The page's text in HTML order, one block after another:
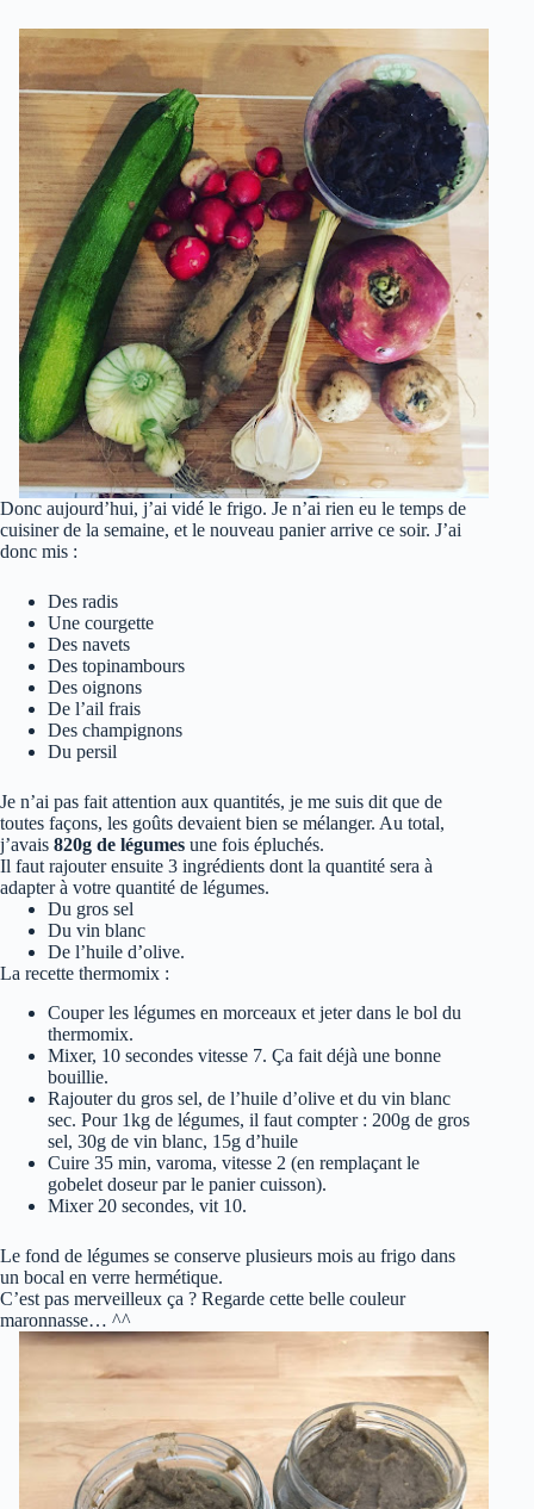
Donc aujourd’hui, j’ai vidé le frigo. Je n’ai rien eu le temps de
cuisiner de la semaine, et le nouveau panier arrive ce soir. J’ai
donc mis :
Des radis
Une courgette
Des navets
Des topinambours
Des oignons
De l’ail frais
Des champignons
Du persil
Je n’ai pas fait attention aux quantités, je me suis dit que de
toutes façons, les goûts devaient bien se mélanger. Au total,
j’avais 820g de légumes une fois épluchés.
Il faut rajouter ensuite 3 ingrédients dont la quantité sera à
adapter à votre quantité de légumes.
Du gros sel
Du vin blanc
De l’huile d’olive.
La recette thermomix :
Couper les légumes en morceaux et jeter dans le bol du
thermomix.
Mixer, 10 secondes vitesse 7. Ça fait déjà une bonne
bouillie.
Rajouter du gros sel, de l’huile d’olive et du vin blanc
sec. Pour 1kg de légumes, il faut compter : 200g de gros
sel, 30g de vin blanc, 15g d’huile
Cuire 35 min, varoma, vitesse 2 (en remplaçant le
gobelet doseur par le panier cuisson).
Mixer 20 secondes, vit 10.
Le fond de légumes se conserve plusieurs mois au frigo dans
un bocal en verre hermétique.
C’est pas merveilleux ça ? Regarde cette belle couleur
maronnasse… ^^